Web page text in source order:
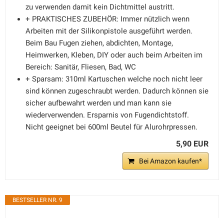
zu verwenden damit kein Dichtmittel austritt.
+ PRAKTISCHES ZUBEHÖR: Immer nützlich wenn
Arbeiten mit der Silikonpistole ausgeführt werden.
Beim Bau Fugen ziehen, abdichten, Montage,
Heimwerken, Kleben, DIY oder auch beim Arbeiten im
Bereich: Sanitär, Fliesen, Bad, WC
+ Sparsam: 310ml Kartuschen welche noch nicht leer
sind können zugeschraubt werden. Dadurch können sie
sicher aufbewahrt werden und man kann sie
wiederverwenden. Ersparnis von Fugendichtstoff.
Nicht geeignet bei 600ml Beutel für Alurohrpressen.
5,90 EUR
Bei Amazon kaufen*
BESTSELLER NR. 9